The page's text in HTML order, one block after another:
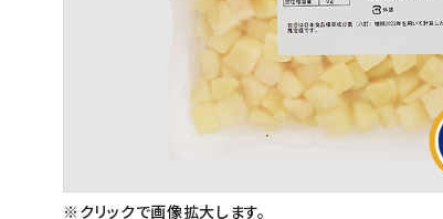
フードロス
※クリックで画像拡大します。